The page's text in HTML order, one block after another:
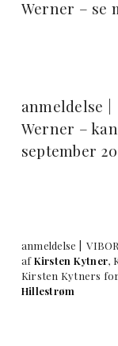
Werner – se
anmeldelse |
Werner –
september
anmeldelse |
afKirsten Kytner,
Kirsten Kytners
Hillestrøm